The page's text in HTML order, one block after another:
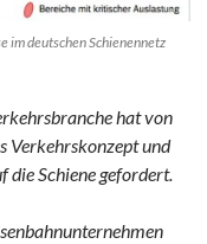
im deutschen Schienennetz
hat von
Verkehrskonzept und
die Schiene gefordert.